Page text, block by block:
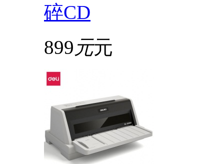
碎CD
899 元元